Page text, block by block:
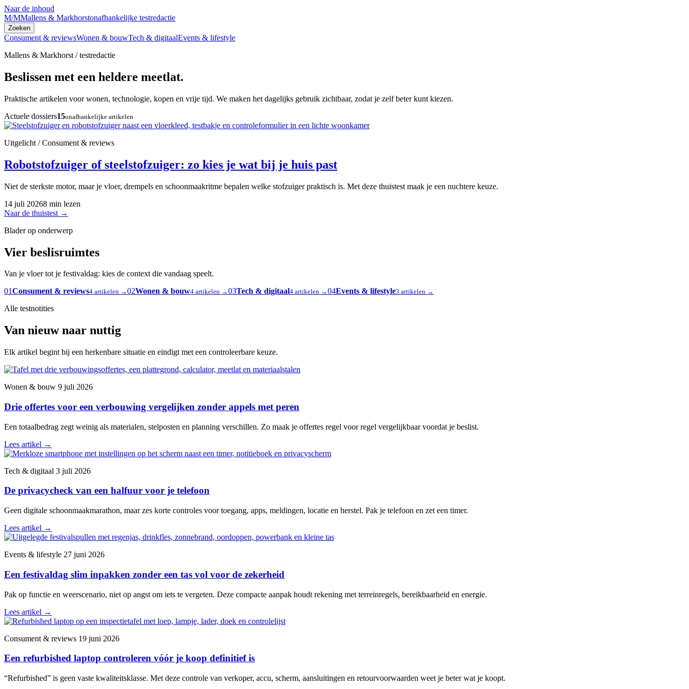
Naar de inhoud
M/MMallens & Markhorstonafhankelijke testredactie
Zoeken
Consument & reviewsWonen & bouwTech & digitaalEvents & lifestyle
Mallens & Markhorst / testredactie
Beslissen met een heldere meetlat.
Praktische artikelen voor wonen, technologie, kopen en vrije tijd. We maken het dagelijks gebruik zichtbaar, zodat je zelf beter kunt kiezen.
Actuele dossiers15onafhankelijke artikelen
Uitgelicht / Consument & reviews
Robotstofzuiger of steelstofzuiger: zo kies je wat bij je huis past
Niet de sterkste motor, maar je vloer, drempels en schoonmaakritme bepalen welke stofzuiger praktisch is. Met deze thuistest maak je een nuchtere keuze.
14 juli 20268 min lezen
Naar de thuistest →
Blader op onderwerp
Vier beslisruimtes
Van je vloer tot je festivaldag: kies de context die vandaag speelt.
01Consument & reviews4 artikelen →02Wonen & bouw4 artikelen →03Tech & digitaal4 artikelen →04Events & lifestyle3 artikelen →
Alle testnotities
Van nieuw naar nuttig
Elk artikel begint bij een herkenbare situatie en eindigt met een controleerbare keuze.
Wonen & bouw 9 juli 2026
Drie offertes voor een verbouwing vergelijken zonder appels met peren
Een totaalbedrag zegt weinig als materialen, stelposten en planning verschillen. Zo maak je offertes regel voor regel vergelijkbaar voordat je beslist.
Lees artikel →
Tech & digitaal 3 juli 2026
De privacycheck van een halfuur voor je telefoon
Geen digitale schoonmaakmarathon, maar zes korte controles voor toegang, apps, meldingen, locatie en herstel. Pak je telefoon en zet een timer.
Lees artikel →
Events & lifestyle 27 juni 2026
Een festivaldag slim inpakken zonder een tas vol voor de zekerheid
Pak op functie en weerscenario, niet op angst om iets te vergeten. Deze compacte aanpak houdt rekening met terreinregels, bereikbaarheid en energie.
Lees artikel →
Consument & reviews 19 juni 2026
Een refurbished laptop controleren vóór je koop definitief is
“Refurbished” is geen vaste kwaliteitsklasse. Met deze controle van verkoper, accu, scherm, aansluitingen en retourvoorwaarden weet je beter wat je koopt.